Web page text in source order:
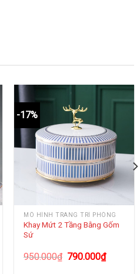
-17%
MÔ HÌNH TRANG TRÍ PHÒNG
Khay Mứt 2 Tầng Bằng Gốm
Sứ
950.000₫ 790.000₫